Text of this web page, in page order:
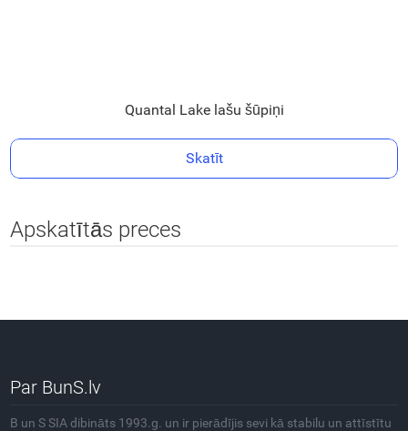
Quantal Lake lašu šūpiņi
Skatīt
Apskatītās preces
Par BunS.lv
B un S SIA dibināts 1993.g. un ir pierādījis sevi kā stabilu un attīstītu